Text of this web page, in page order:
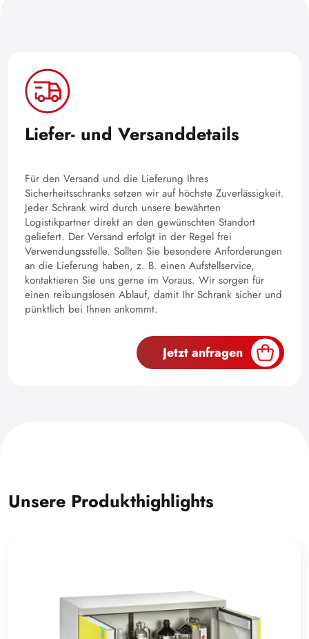
Liefer- und Versanddetails
Für den Versand und die Lieferung Ihres
Sicherheitsschranks setzen wir auf höchste Zuverlässigkeit.
Jeder Schrank wird durch unsere bewährten
Logistikpartner direkt an den gewünschten Standort
geliefert. Der Versand erfolgt in der Regel frei
Verwendungsstelle. Sollten Sie besondere Anforderungen
an die Lieferung haben, z. B. einen Aufstellservice,
kontaktieren Sie uns gerne im Voraus. Wir sorgen für
einen reibungslosen Ablauf, damit Ihr Schrank sicher und
pünktlich bei Ihnen ankommt.
Jetzt anfragen
Unsere Produkthighlights